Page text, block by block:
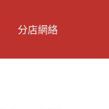
分店網絡